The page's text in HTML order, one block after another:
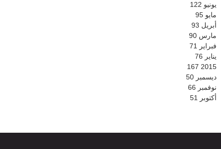
يونيو 122
مايو 95
أبريل 93
مارس 90
فبراير 71
يناير 76
2015
167
ديسمبر 50
نوفمبر 66
أكتوبر 51